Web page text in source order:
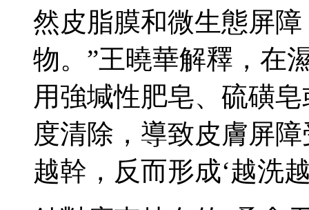
然皮脂膜和微生態屏
物。”王曉華解釋，在
用強堿性肥皂、硫磺
度清除，導致皮膚屏
越幹，反而形成‘越洗